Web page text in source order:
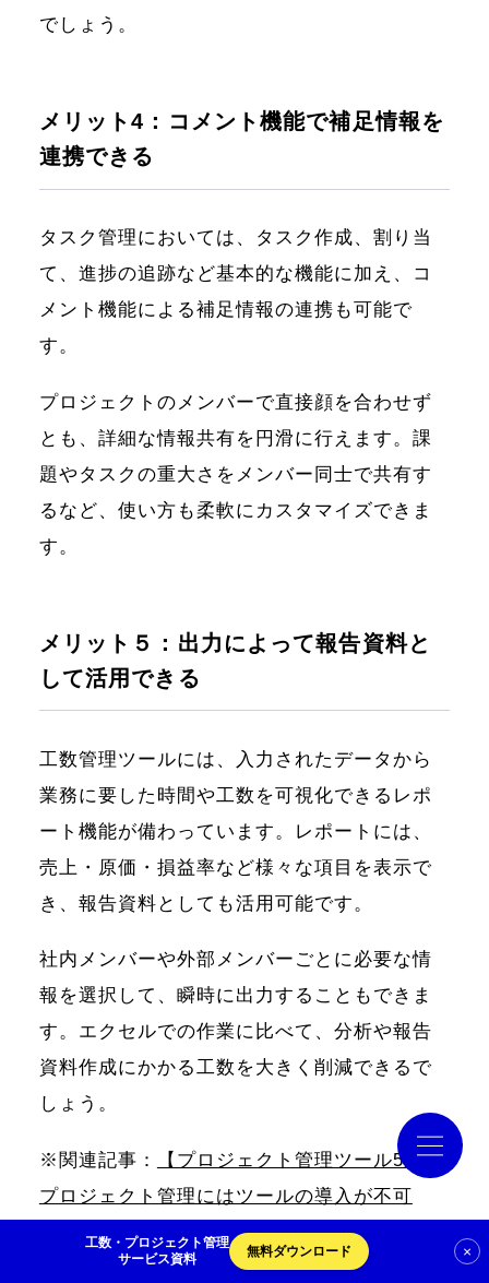
機能一覧
目的・活用シーン
料金
導入事例
お役立ち資料
クラウドログ PC管理
資料請求
でしょう。
メリット4：コメント機能で補足情報を
連携できる
タスク管理においては、タスク作成、割り当
て、進捗の追跡など基本的な機能に加え、コ
メント機能による補足情報の連携も可能で
す。
プロジェクトのメンバーで直接顔を合わせず
とも、詳細な情報共有を円滑に行えます。課
題やタスクの重大さをメンバー同士で共有す
るなど、使い方も柔軟にカスタマイズできま
す。
メリット５：出力によって報告資料と
して活用できる
工数管理ツールには、入力されたデータから
業務に要した時間や工数を可視化できるレポ
ート機能が備わっています。レポートには、
売上・原価・損益率など様々な項目を表示で
き、報告資料としても活用可能です。
社内メンバーや外部メンバーごとに必要な情
報を選択して、瞬時に出力することもできま
す。エクセルでの作業に比べて、分析や報告
資料作成にかかる工数を大きく削減できるで
しょう。
※関連記事：
【プロジェクト管理ツール5選】
プロジェクト管理にはツールの導入が不可
欠！プロジェクト管理ツールのメリットと選
び方を理解して導入しよう！
工数・プロジェクト管理
サービス資料
無料ダウンロード ×